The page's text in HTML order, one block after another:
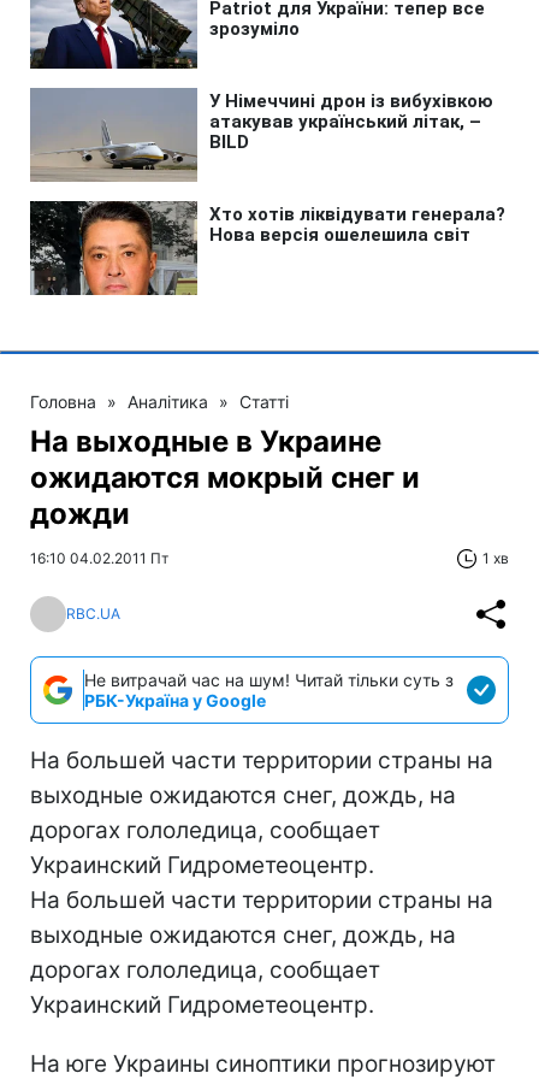
Головна » Аналітика » Статті
На выходные в Украине
ожидаются мокрый снег и
дожди
16:10 04.02.2011 Пт 1 хв
RBC.UA
Не витрачай час на шум! Читай тільки суть з
РБК-Україна у Google
На большей части территории страны на
выходные ожидаются снег, дождь, на
дорогах гололедица, сообщает
Украинский Гидрометеоцентр.
На большей части территории страны на
выходные ожидаются снег, дождь, на
дорогах гололедица, сообщает
Украинский Гидрометеоцентр.
На юге Украины синоптики прогнозируют